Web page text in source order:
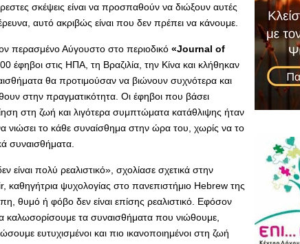
σκέψεις είναι να προσπαθούν να διώξουν αυτές
αυτό ακριβώς είναι που δεν πρέπει να κάνουμε.
περασμένο Αύγουστο στο περιοδικό «Journal of
έφηβοι στις ΗΠΑ, τη Βραζιλία, την Κίνα και κλήθηκαν
θα προτιμούσαν να βιώνουν συχνότερα και
στην πραγματικότητα. Οι έφηβοι που βάσει
στη ζωή και λιγότερα συμπτώματα κατάθλιψης ήταν
νιώσει το κάθε συναίσθημα στην ώρα του, χωρίς να το
συναισθήματα.
είναι πολύ ρεαλιστικό», σχολίασε σχετικά στην
καθηγήτρια ψυχολογίας στο πανεπιστήμιο Hebrew της
θυμό ή φόβο δεν είναι επίσης ρεαλιστικό. Εφόσον
καλωσορίσουμε τα συναισθήματα που νιώθουμε,
ευτυχισμένοι και πιο ικανοποιημένοι στη ζωή